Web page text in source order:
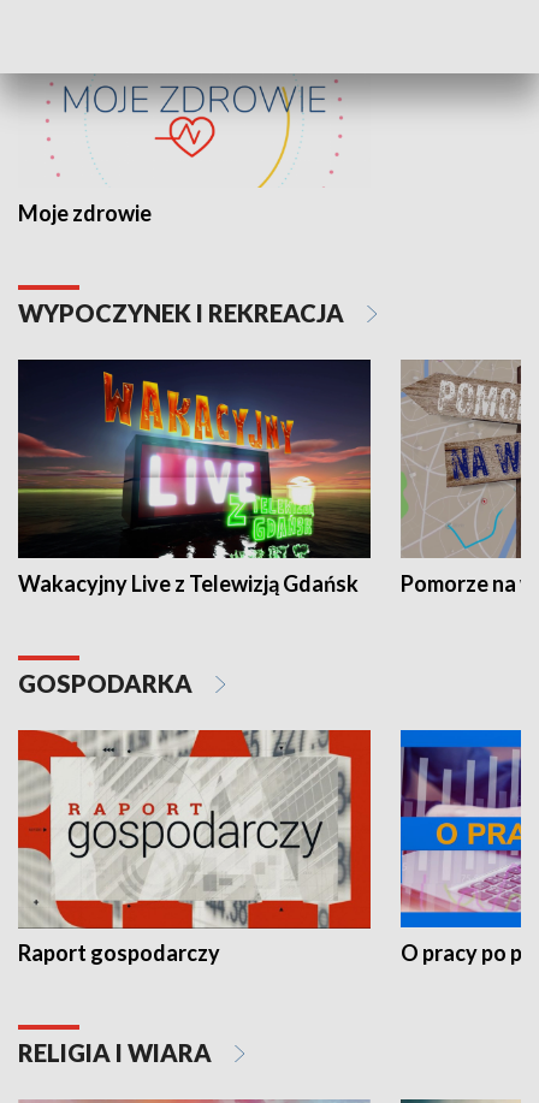
Moje zdrowie
WYPOCZYNEK I REKREACJA
Wakacyjny Live z Telewizją Gdańsk Pomorze na
GOSPODARKA
Raport gospodarczy O pracy po
RELIGIA I WIARA